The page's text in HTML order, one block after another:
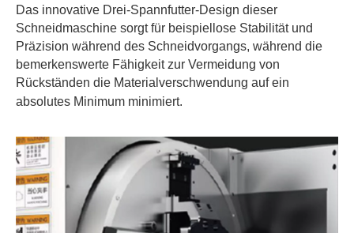
Das innovative Drei-Spannfutter-Design dieser
Schneidmaschine sorgt für beispiellose Stabilität und
Präzision während des Schneidvorgangs, während die
bemerkenswerte Fähigkeit zur Vermeidung von
Rückständen die Materialverschwendung auf ein
absolutes Minimum minimiert.